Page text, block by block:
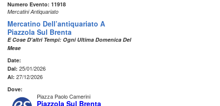
Numero Evento: 11918
Mercatini Antiquariato
Mercatino Dell’antiquariato A
Piazzola Sul Brenta
E Cose D'altri Tempi: Ogni Ultima Domenica Del
Mese
Date:
Dal: 25/01/2026
Al: 27/12/2026
Dove:
Piazza Paolo Camerini
Piazzola Sul Brenta